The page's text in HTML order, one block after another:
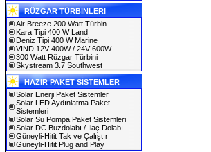
RÜZGAR TÜRBINLERI
Air Breeze 200 Watt Türbin
Kara Tipi 400 W Land
Deniz Tipi 400 W Marine
VIND 12V-400W / 24V-600W
300 Watt Rüzgar Türbini
Skystream 3.7 Southwest
HAZIR PAKET SİSTEMLER
Solar Enerji Paket Sistemler
Solar LED Aydınlatma Paket
Sistemleri
Solar Su Pompa Paket Sistemleri
Solar DC Buzdolabı / İlaç Dolabı
Güneyli-Hitit Tak ve Çalıştır
Güneyli-Hitit Plug and Play